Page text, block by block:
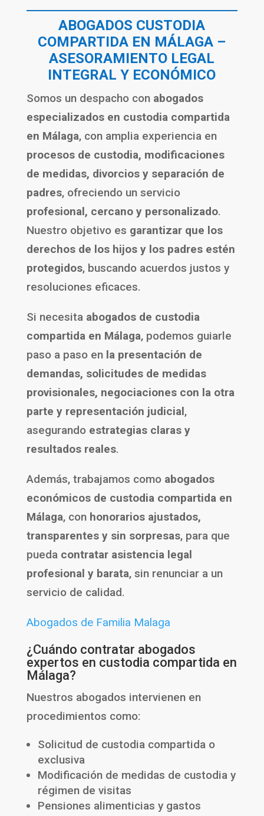
ABOGADOS CUSTODIA
COMPARTIDA EN MÁLAGA –
ASESORAMIENTO LEGAL
INTEGRAL Y ECONÓMICO
Somos un despacho con abogados
especializados en custodia compartida
en Málaga, con amplia experiencia en
procesos de custodia, modificaciones
de medidas, divorcios y separación de
padres, ofreciendo un servicio
profesional, cercano y personalizado.
Nuestro objetivo es garantizar que los
derechos de los hijos y los padres estén
protegidos, buscando acuerdos justos y
resoluciones eficaces.
Si necesita abogados de custodia
compartida en Málaga, podemos guiarle
paso a paso en la presentación de
demandas, solicitudes de medidas
provisionales, negociaciones con la otra
parte y representación judicial,
asegurando estrategias claras y
resultados reales.
Además, trabajamos como abogados
económicos de custodia compartida en
Málaga, con honorarios ajustados,
transparentes y sin sorpresas, para que
pueda contratar asistencia legal
profesional y barata, sin renunciar a un
servicio de calidad.
Abogados de Familia Malaga
¿Cuándo contratar abogados
expertos en custodia compartida en
Málaga?
Nuestros abogados intervienen en
procedimientos como:
Solicitud de custodia compartida o
exclusiva
Modificación de medidas de custodia y
régimen de visitas
Pensiones alimenticias y gastos